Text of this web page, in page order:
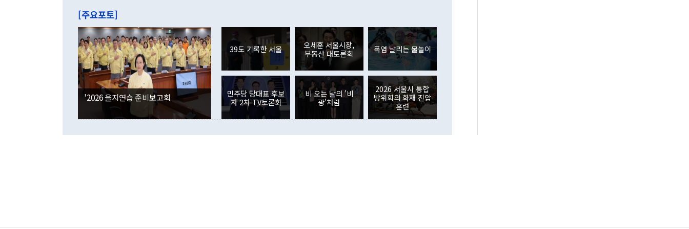
이 9월 러시아 블라디보스토크에서 열리는 '동방경제포럼(EEF)'을 언급하
며 "정부 차원에서 (참석을) 검토하고 있다"고 발언한 데 대해서도 조 장관
은 "그것은 외교부의 몫"이라며 "아직 거기까지 진도가 나가지 않았다"고
잘랐다. 정 장관이 이날 소개한 대북 구상과 설명은 정부 내 조율을 거치지
않았다는 점에서 문제가 있다. 특히 주적 표현 대체와 국호 사용, 9·19 군
사합의 복원, 4자회담 추진 등은 통일부 장관이 결정할 사안이 아니어서 월
권이라는 지적이 나오고 있다. 이 대통령은 정 장관의 업무보고를 듣고 난
뒤 "여기 업무보고에 발표했다고 승인난 건 아니다"라고 재차 확인했다. 정
부의 한 소식통은 "정 장관의 발언 내용은 대부분 국가안전보장회의(NSC)
를 거쳐 결정된 사안이 아닌 정 장관의 개인적 생각에 가깝다"며 "안보 관
련 부처 장관이 정부의 공식 정책이 아닌 사안을 추진하겠다고 업무보고를
하고 대통령의 면전에서 '국군통수권자가 나서야 한다'고 주장한 것은 심각
였던 올해 3월(369억9000만달러)을 넘어선 것이다. 직접투자에서는 내국
인의 해외투자가 80억1000만달러, 외국인의 국내투자가 46억3000만달러
각각 증가했다. 증권투자에서는 외국인의 국내 주식 매도세가 이어졌다. 외
국인의 국내 주식 투자는 차익실현 매도 등의 영향으로 316억1000만달러
감소하며 전월(-310억5000만달러)에 이어 역대 최대 순매도 기록을 다시
경신했다. 외국인의 국내 채권투자는 세계국채지수(WGBI) 자금 유입에도
분기 말 만기도래 영향으로 증가 폭이 줄어든 52억9000만달러를 기록했
다. 내국인의 해외 증권투자는 주식을 중심으로 35억6000만달러 증가했
다. eoyn2@newspim.com
[주요포토]
'2026 을지연습 준비보고회
39도 기록한 서울
오세훈 서울시장,
부동산 대토론회
폭염 날리는 물놀이
민주당 당대표 후보
자 2차 TV토론회
비 오는 날의 '비
광'처럼
2026 서울시 통합
방위회의 화재 진압
훈련